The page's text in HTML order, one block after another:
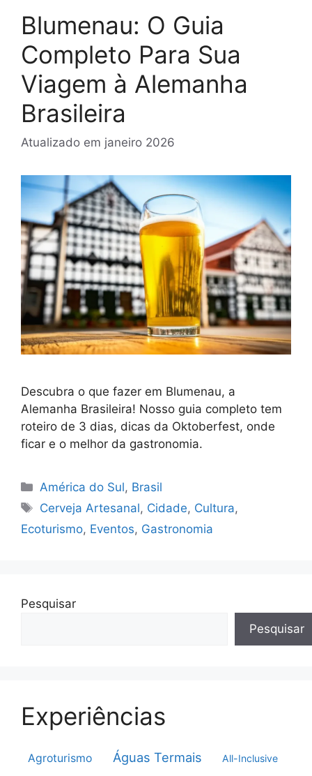
Blumenau: O Guia
Completo Para Sua
Viagem à Alemanha
Brasileira
Atualizado em janeiro 2026
Descubra o que fazer em Blumenau, a
Alemanha Brasileira! Nosso guia completo tem
roteiro de 3 dias, dicas da Oktoberfest, onde
ficar e o melhor da gastronomia.
Categorias
América do Sul, Brasil
Tags
Cerveja Artesanal, Cidade, Cultura,
Ecoturismo, Eventos, Gastronomia
Pesquisar
Pesquisar
Experiências
Agroturismo Águas Termais All-Inclusive